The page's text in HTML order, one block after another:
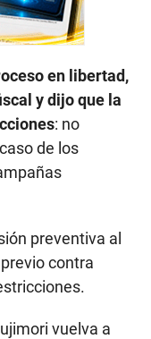
en libertad,
y dijo que la
: no
de los
preventiva al
contra
vuelva a